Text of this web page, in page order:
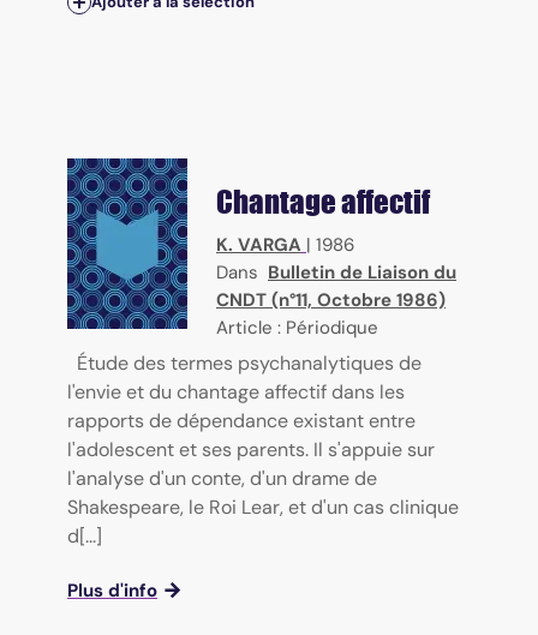
Chantage affectif
K. VARGA | 1986
Dans Bulletin de Liaison du
CNDT (n°11, Octobre 1986)
Article : Périodique
Étude des termes psychanalytiques de
l'envie et du chantage affectif dans les
rapports de dépendance existant entre
l'adolescent et ses parents. Il s'appuie sur
l'analyse d'un conte, d'un drame de
Shakespeare, le Roi Lear, et d'un cas clinique
d[...]
Plus d'info